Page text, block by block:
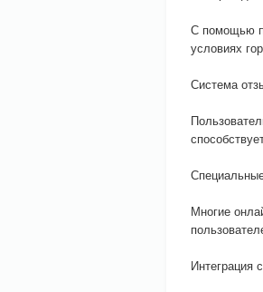
С помощью
условиях
Система
Многие
Интеграция